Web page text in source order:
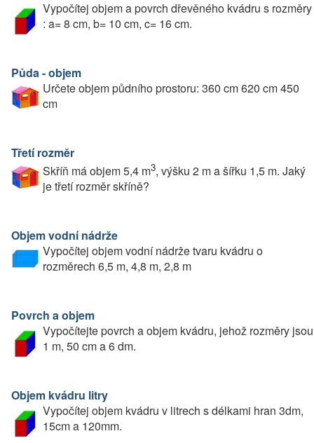
Vypočítej objem a povrch dřevěného kvádru s rozměry
: a= 8 cm, b= 10 cm, c= 16 cm.
Půda - objem
Určete objem půdního prostoru: 360 cm 620 cm 450
cm
Třetí rozměr
Skříň má objem 5,4 m3, výšku 2 m a šířku 1,5 m. Jaký
je třetí rozměr skříně?
Objem vodní nádrže
Vypočítej objem vodní nádrže tvaru kvádru o
rozměrech 6,5 m, 4,8 m, 2,8 m
Povrch a objem
Vypočítejte povrch a objem kvádru, jehož rozměry jsou
1 m, 50 cm a 6 dm.
Objem kvádru litry
Vypočítej objem kvádru v litrech s délkami hran 3dm,
15cm a 120mm.